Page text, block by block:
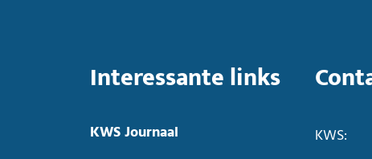
Interessante links
KWS Journaal
KWS: